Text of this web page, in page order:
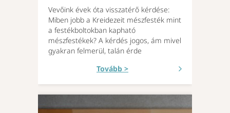
Vevőink évek óta visszatérő kérdése:
Miben jobb a Kreidezeit mészfesték mint
a festékboltokban kapható
mészfestékek? A kérdés jogos, ám mivel
gyakran felmerül, talán érde
Tovább >